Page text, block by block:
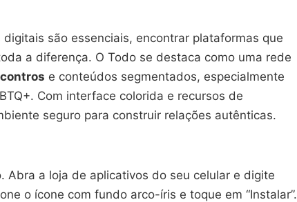
são essenciais, encontrar plataformas que
a diferença. O Todo se destaca como uma rede
e conteúdos segmentados, especialmente
Com interface colorida e recursos de
seguro para construir relações autênticas.
Abra a loja de aplicativos do seu celular e digite
o ícone com fundo arco-íris e toque em “Instalar”.